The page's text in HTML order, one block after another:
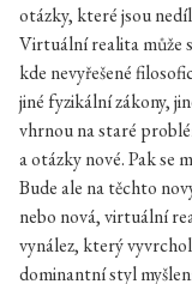
otázky, které jsou
Virtuální realita může
kde nevyřešené
jiné fyzikální zákony,
vhrnou na staré
a otázky nové. Pak se
Bude ale na těchto
nebo nová, virtuální
vynález, který
dominantní styl